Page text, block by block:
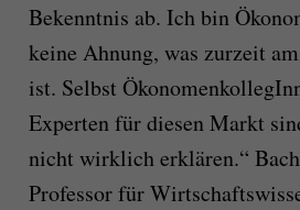
Bekenntnis ab. Ich bin
keine Ahnung, was zurzeit
ist. Selbst
Experten für diesen Markt
nicht wirklich erklären.“
Professor für